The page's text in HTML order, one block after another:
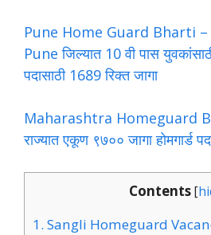
Pune Home Guard Bharti
Pune जिल्यात 10 वी पास
पदासाठी 1689 रिक्त जागा
Maharashtra Homeguard
राज्यात एकूण ९७०० जागा होमगार्ड
Contents[
1. Sangli Homeguard